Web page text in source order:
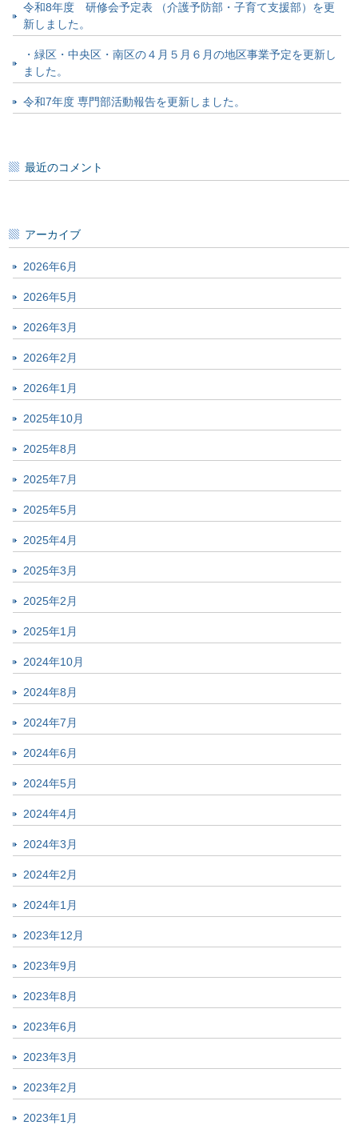
令和8年度 研修会予定表 （介護予防部・子育て支援部）を更
新しました。
・緑区・中央区・南区の４月５月６月の地区事業予定を更新し
ました。
令和7年度 専門部活動報告を更新しました。
最近のコメント
アーカイブ
2026年6月
2026年5月
2026年3月
2026年2月
2026年1月
2025年10月
2025年8月
2025年7月
2025年5月
2025年4月
2025年3月
2025年2月
2025年1月
2024年10月
2024年8月
2024年7月
2024年6月
2024年5月
2024年4月
2024年3月
2024年2月
2024年1月
2023年12月
2023年9月
2023年8月
2023年6月
2023年3月
2023年2月
2023年1月